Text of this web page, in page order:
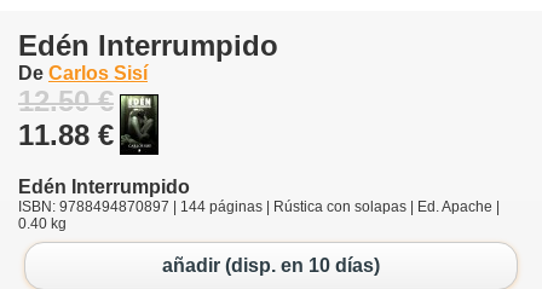
Edén Interrumpido
De Carlos Sisí
12.50 €
11.88 €
Edén Interrumpido
ISBN: 9788494870897 | 144 páginas | Rústica con solapas | Ed. Apache |
0.40 kg
añadir (disp. en 10 días)